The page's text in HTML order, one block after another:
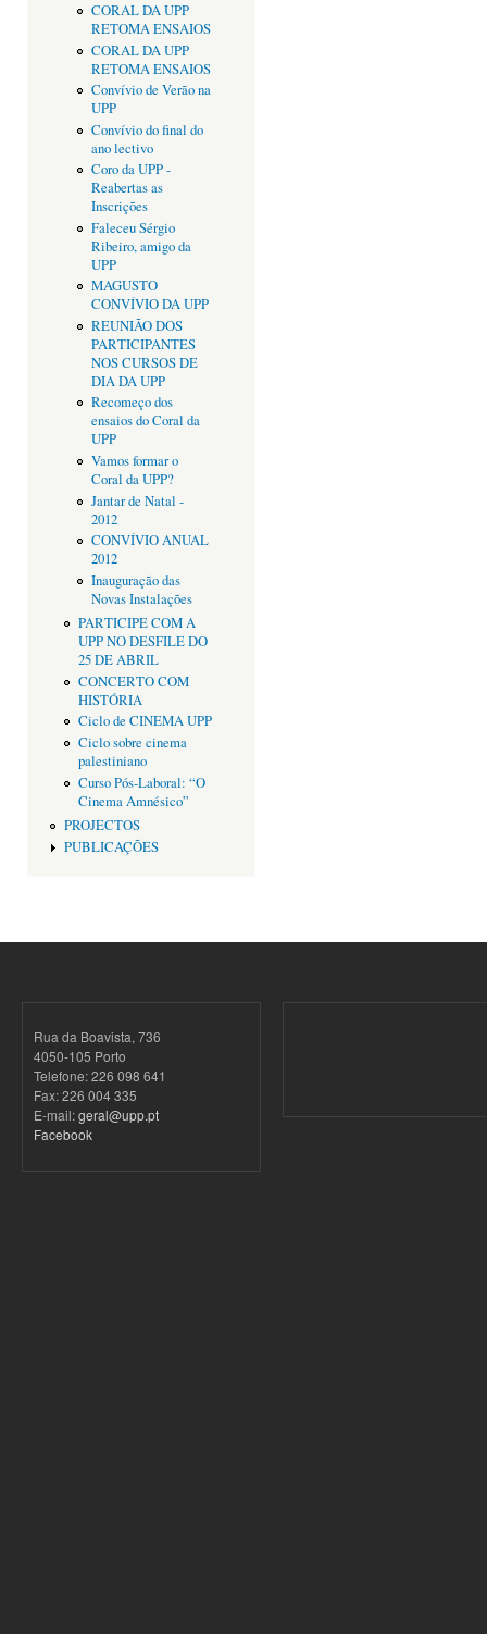
CORAL DA UPP
RETOMA ENSAIOS
CORAL DA UPP
RETOMA ENSAIOS
Convívio de Verão na
UPP
Convívio do final do
ano lectivo
Coro da UPP -
Reabertas as
Inscrições
Faleceu Sérgio
Ribeiro, amigo da
UPP
MAGUSTO
CONVÍVIO DA UPP
REUNIÃO DOS
PARTICIPANTES
NOS CURSOS DE
DIA DA UPP
Recomeço dos
ensaios do Coral da
UPP
Vamos formar o
Coral da UPP?
Jantar de Natal -
2012
CONVÍVIO ANUAL
2012
Inauguração das
Novas Instalações
PARTICIPE COM A
UPP NO DESFILE DO
25 DE ABRIL
CONCERTO COM
HISTÓRIA
Ciclo de CINEMA UPP
Ciclo sobre cinema
palestiniano
Curso Pós-Laboral: “O
Cinema Amnésico”
PROJECTOS
PUBLICAÇÕES
Rua da Boavista, 736
4050-105 Porto
Telefone: 226 098 641
Fax: 226 004 335
E-mail:geral@upp.pt
Facebook